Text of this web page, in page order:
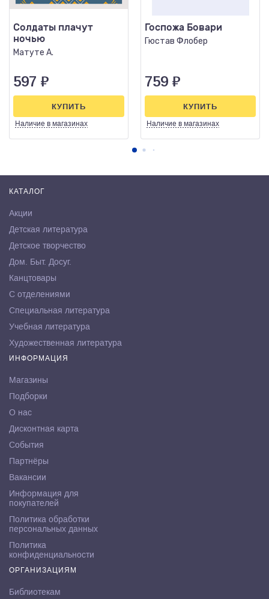
Солдаты плачут
ночью
Матуте А.
597 ₽
Наличие в магазинах
КУПИТЬ
Госпожа Бовари
Гюстав Флобер
759 ₽
Наличие в магазинах
КУПИТЬ
КАТАЛОГ
Акции
Детская литература
Детское творчество
Дом. Быт. Досуг.
Канцтовары
С отделениями
Специальная литература
Учебная литература
Художественная литература
ИНФОРМАЦИЯ
Магазины
Подборки
О нас
Дисконтная карта
События
Партнёры
Вакансии
Информация для
покупателей
Политика обработки
персональных данных
Политика
конфиденциальности
ОРГАНИЗАЦИЯМ
Библиотекам